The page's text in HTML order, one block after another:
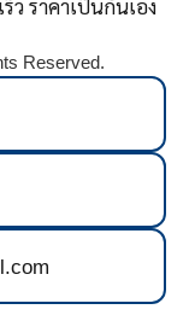
ราคาเป็นกันเอง
Reserved.